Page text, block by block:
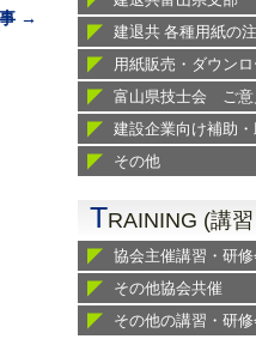
→
建退共 各種用紙の
用紙販売・ダウン
富山県技士会 ご意
建設企業向け補助
その他
TRAINING (講
協会主催講習・研
その他協会共催
その他の講習・研修